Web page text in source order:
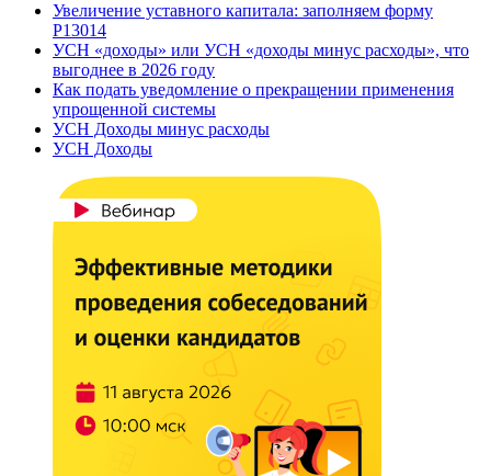
Увеличение уставного капитала: заполняем форму
Р13014
УСН «доходы» или УСН «доходы минус расходы», что
выгоднее в 2026 году
Как подать уведомление о прекращении применения
упрощенной системы
УСН Доходы минус расходы
УСН Доходы